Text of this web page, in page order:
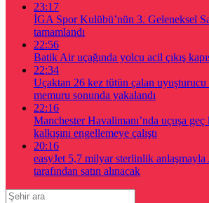
23:17
İGA Spor Kulübü’nün 3. Geleneksel
tamamlandı
22:56
Batik Air uçağında yolcu acil çıkış
22:34
Uçaktan 26 kez tütün çalan uyuşturucu
memuru sonunda yakalandı
22:16
Manchester Havalimanı’nda uçuşa
kalkışını engellemeye çalıştı
20:16
easyJet 5,7 milyar sterlinlik
tarafından satın alınacak